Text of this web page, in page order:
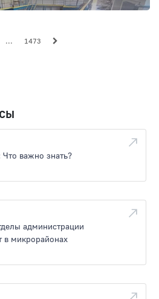
... 1473
важно знать?
администрации
в микрорайонах